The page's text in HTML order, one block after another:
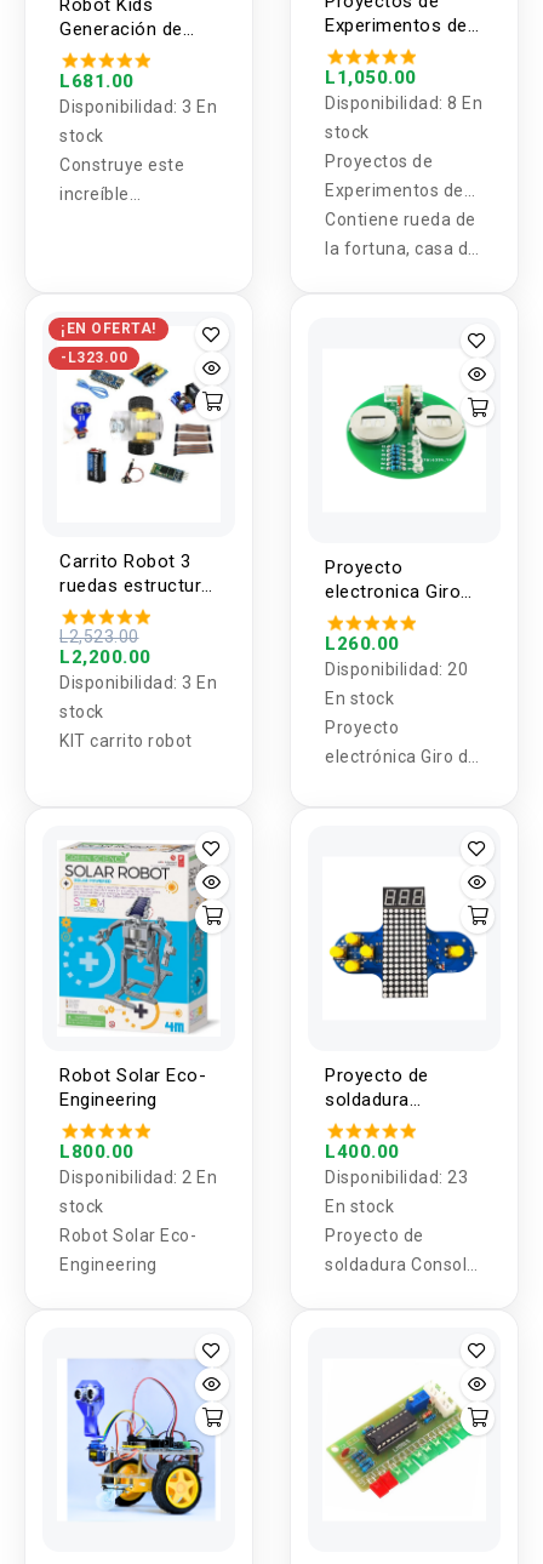
Generación de
viento
L681.00
Disponibilidad: 3 En
stock
Construye este
increíble
los LED, ya que
recibe energía del
viento.
Experimentos de
Ciencia STEM 5 en
1 (Kit)
L1,050.00
Disponibilidad: 8 En
stock
Proyectos de
Experimentos de
Ciencia STEM 5 en
1 (Kit)
Contiene rueda de
la fortuna, casa del
estrella y lámpara
de fibra óptica con
7 colores de luces.
¡EN OFERTA!
-L323.00
Carrito Robot 3
ruedas estructura
y electronica
L2,523.00
L2,200.00
Disponibilidad: 3 En
stock
KIT carrito robot
Proyecto
electronica Giro
de led DIY
L260.00
Disponibilidad: 20
En stock
Proyecto
electrónica Giro de
Robot Solar Eco-
Engineering
L800.00
Disponibilidad: 2 En
stock
Robot Solar Eco-
Engineering
Proyecto de
soldadura
Consola de 51
juegos DIY
L400.00
Disponibilidad: 23
En stock
Proyecto de
soldadura Consola